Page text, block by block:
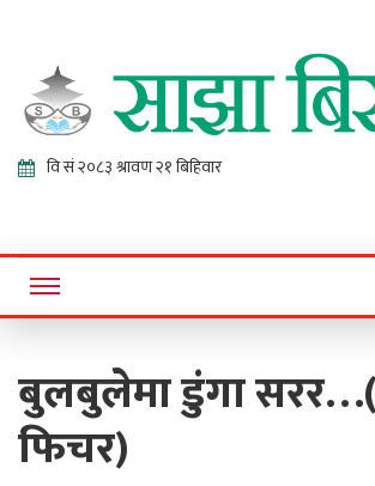
Sajha
Online News Portal
बुलबुलेमा डुंगा
फिचर)